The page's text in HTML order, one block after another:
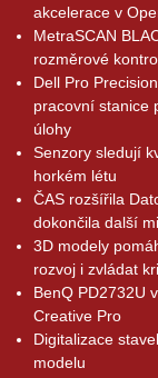
akcelerace v
MetraSCAN
rozměrové
Dell Pro
pracovní stanice
úlohy
Senzory sledují
horkém létu
ČAS rozšířila
dokončila další
3D modely
rozvoj i zvládat
BenQ PD2732U
Creative Pro
Digitalizace
modelu